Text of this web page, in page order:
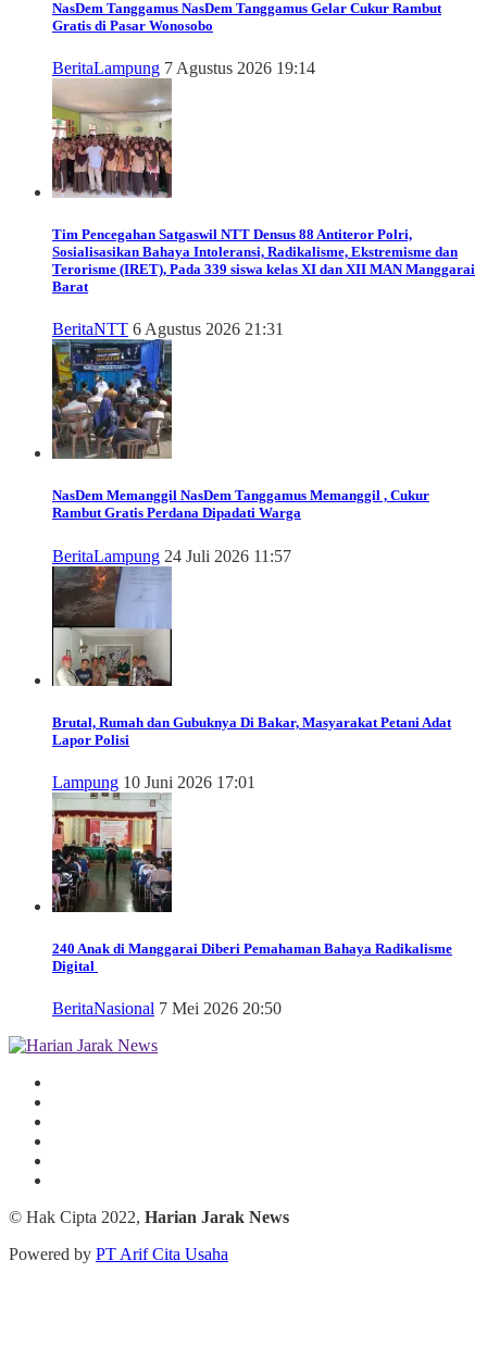
NasDem Tanggamus NasDem Tanggamus Gelar Cukur Rambut
Gratis di Pasar Wonosobo
BeritaLampung 7 Agustus 2026 19:14
Tim Pencegahan Satgaswil NTT Densus 88 Antiteror Polri,
Sosialisasikan Bahaya Intoleransi, Radikalisme, Ekstremisme dan
Terorisme (IRET), Pada 339 siswa kelas XI dan XII MAN Manggarai
Barat
BeritaNTT 6 Agustus 2026 21:31
NasDem Memanggil NasDem Tanggamus Memanggil , Cukur
Rambut Gratis Perdana Dipadati Warga
BeritaLampung 24 Juli 2026 11:57
Brutal, Rumah dan Gubuknya Di Bakar, Masyarakat Petani Adat
Lapor Polisi
Lampung 10 Juni 2026 17:01
240 Anak di Manggarai Diberi Pemahaman Bahaya Radikalisme
Digital
BeritaNasional 7 Mei 2026 20:50
© Hak Cipta 2022, Harian Jarak News
Powered by PT Arif Cita Usaha